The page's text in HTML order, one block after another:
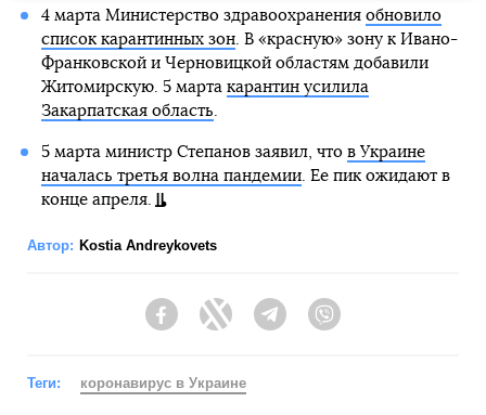
4 марта Министерство здравоохранения обновило
список карантинных зон. В «красную» зону к Ивано-
Франковской и Черновицкой областям добавили
Житомирскую. 5 марта карантин усилила
Закарпатская область.
5 марта министр Степанов заявил, что в Украине
началась третья волна пандемии. Ее пик ожидают в
конце апреля.
Автор: Kostia Andreykovets
FacebookTwitter Telegram
Теги: коронавирус в Украине